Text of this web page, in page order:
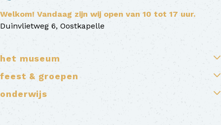
Welkom! Vandaag zijn wij open van 10 tot 17 uur.
Duinvlietweg 6, Oostkapelle
het museum
feest & groepen
onderwijs